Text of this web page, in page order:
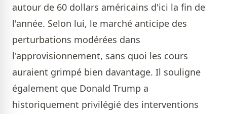
autour de 60 dollars américains d'ici la fin de
l'année. Selon lui, le marché anticipe des
perturbations modérées dans
l'approvisionnement, sans quoi les cours
auraient grimpé bien davantage. Il souligne
également que Donald Trump a
historiquement privilégié des interventions